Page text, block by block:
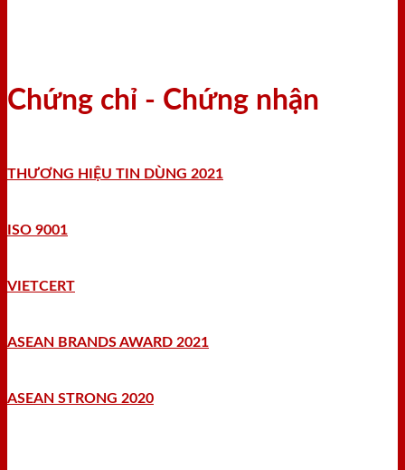
Chứng chỉ - Chứng nhận
THƯƠNG HIỆU TIN DÙNG 2021
ISO 9001
VIETCERT
ASEAN BRANDS AWARD 2021
ASEAN STRONG 2020